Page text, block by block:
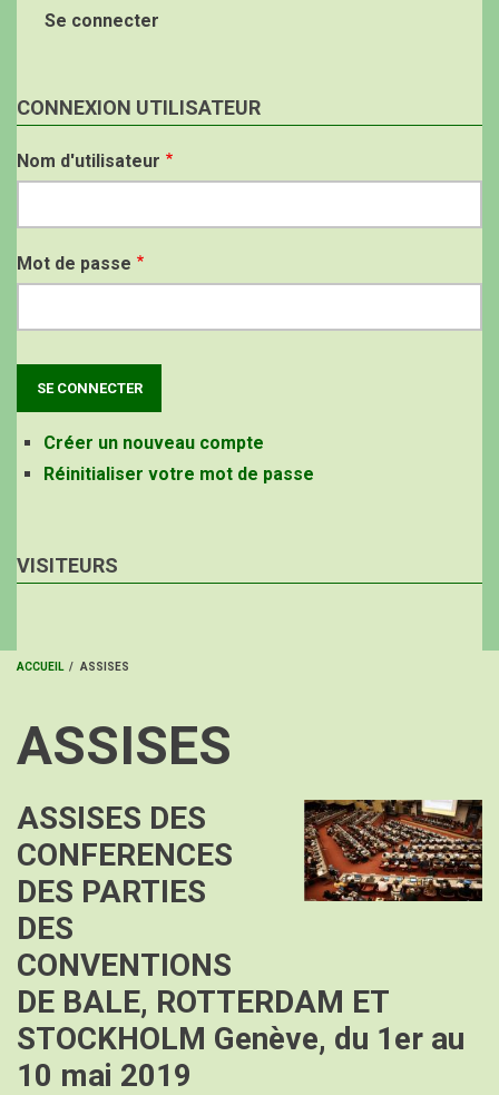
Se connecter
CONNEXION UTILISATEUR
Nom d'utilisateur
Mot de passe
Créer un nouveau compte
Réinitialiser votre mot de passe
VISITEURS
D'ARIANE
ACCUEIL / ASSISES
ASSISES
Image
ASSISES DES
CONFERENCES
DES PARTIES
DES
CONVENTIONS
DE BALE, ROTTERDAM ET
STOCKHOLM Genève, du 1er au
10 mai 2019